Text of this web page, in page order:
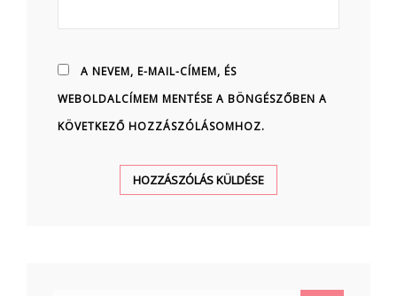
A NEVEM, E-MAIL-CÍMEM, ÉS
WEBOLDALCÍMEM MENTÉSE A BÖNGÉSZŐBEN A
KÖVETKEZŐ HOZZÁSZÓLÁSOMHOZ.